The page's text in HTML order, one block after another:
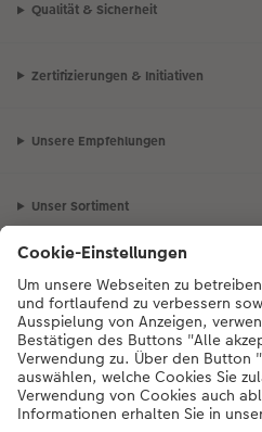
Qualität & Sicherheit
Zertifizierungen & Initiativen
Unsere Empfehlungen
Unser Sortiment
Mehr zum CEWE Fotoservice